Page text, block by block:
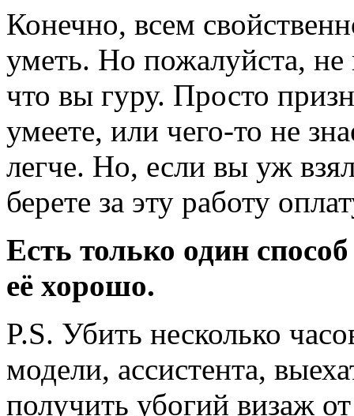
Конечно, всем
уметь. Но пожалуйста, не
что вы гуру. Просто
умеете, или чего-то не
легче. Но, если вы уж
берете за эту работу
Есть только один
её хорошо.
P.S. Убить несколько
модели, ассистента,
получить убогий визаж